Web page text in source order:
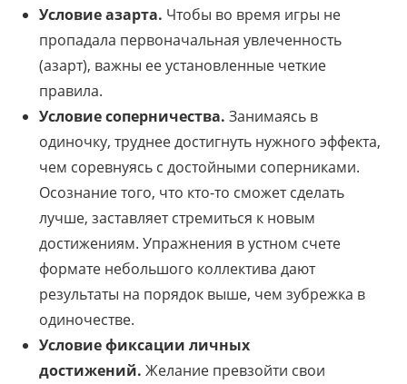
Условие азарта. Чтобы во время игры не
пропадала первоначальная увлеченность
(азарт), важны ее установленные четкие
правила.
Условие соперничества. Занимаясь в
одиночку, труднее достигнуть нужного эффекта,
чем соревнуясь с достойными соперниками.
Осознание того, что кто-то сможет сделать
лучше, заставляет стремиться к новым
достижениям. Упражнения в устном счете
формате небольшого коллектива дают
результаты на порядок выше, чем зубрежка в
одиночестве.
Условие фиксации личных
достижений. Желание превзойти свои